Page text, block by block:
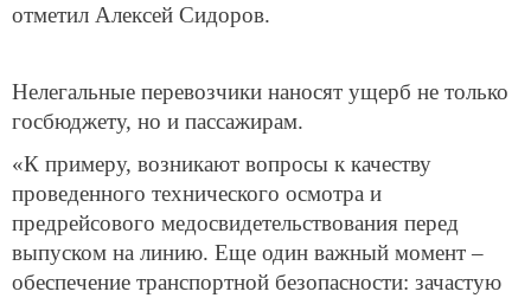
отметил Алексей Сидоров.
Нелегальные перевозчики наносят ущерб не только
госбюджету, но и пассажирам.
«К примеру, возникают вопросы к качеству
проведенного технического осмотра и
предрейсового медосвидетельствования перед
выпуском на линию. Еще один важный момент –
обеспечение транспортной безопасности: зачастую